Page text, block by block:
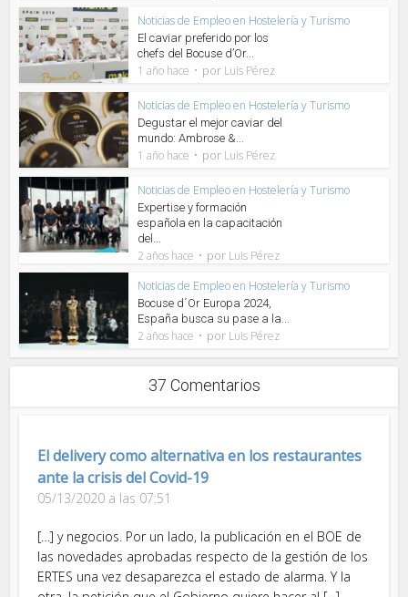
Noticias de Empleo en Hostelería y Turismo
El caviar preferido por los
chefs del Bocuse d’Or...
1 año hace por Luis Pérez
Noticias de Empleo en Hostelería y Turismo
Degustar el mejor caviar del
mundo: Ambrose &...
1 año hace por Luis Pérez
Noticias de Empleo en Hostelería y Turismo
Expertise y formación
española en la capacitación
del...
2 años hace por Luis Pérez
Noticias de Empleo en Hostelería y Turismo
Bocuse d´Or Europa 2024,
España busca su pase a la...
2 años hace por Luis Pérez
37 Comentarios
El delivery como alternativa en los restaurantes
ante la crisis del Covid-19
05/13/2020 a las 07:51
[…] y negocios. Por un lado, la publicación en el BOE de
las novedades aprobadas respecto de la gestión de los
ERTES una vez desaparezca el estado de alarma. Y la